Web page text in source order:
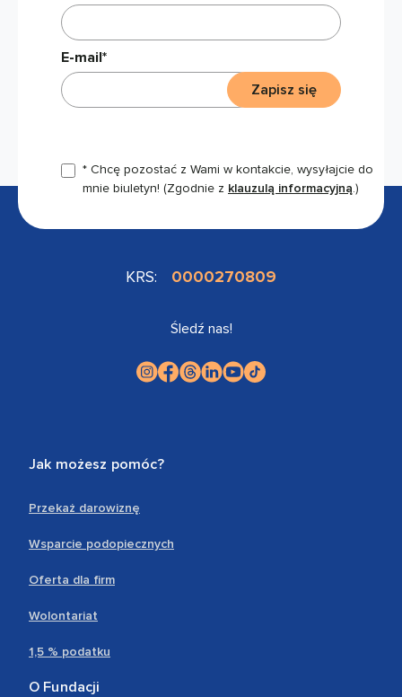
E-mail*
* Chcę pozostać z Wami w kontakcie, wysyłajcie do
mnie biuletyn! (Zgodnie z klauzulą informacyjną.)
Zapisz się
KRS: 0000270809
Śledź nas!
Jak możesz pomóc?
Przekaż darowiznę
Wsparcie podopiecznych
Oferta dla firm
Wolontariat
1,5 % podatku
O Fundacji